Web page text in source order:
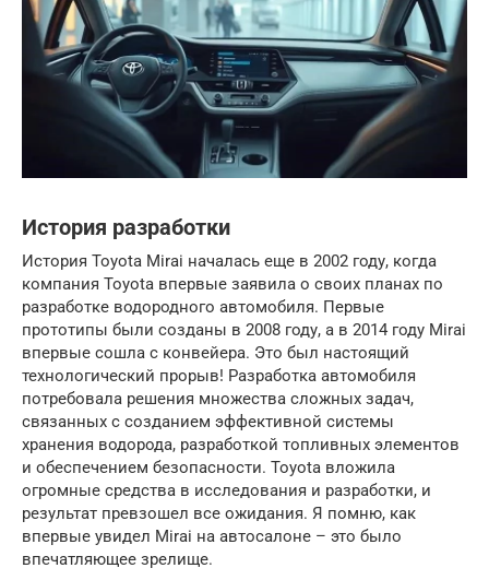
История разработки
История Toyota Mirai началась еще в 2002 году, когда
компания Toyota впервые заявила о своих планах по
разработке водородного автомобиля. Первые
прототипы были созданы в 2008 году, а в 2014 году Mirai
впервые сошла с конвейера. Это был настоящий
технологический прорыв! Разработка автомобиля
потребовала решения множества сложных задач,
связанных с созданием эффективной системы
хранения водорода, разработкой топливных элементов
и обеспечением безопасности. Toyota вложила
огромные средства в исследования и разработки, и
результат превзошел все ожидания. Я помню, как
впервые увидел Mirai на автосалоне – это было
впечатляющее зрелище.